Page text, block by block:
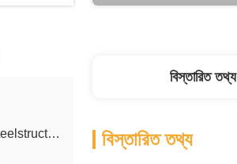
davidkxd@chinasteelstructure.cn
বিস্তারিত তথ্য
বিস্তারিত তথ্য